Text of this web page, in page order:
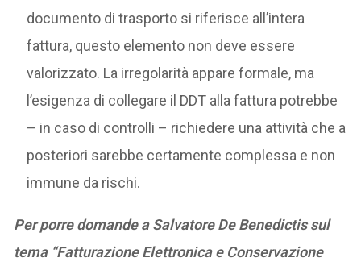
documento di trasporto si riferisce all’intera
fattura, questo elemento non deve essere
valorizzato. La irregolarità appare formale, ma
l’esigenza di collegare il DDT alla fattura potrebbe
– in caso di controlli – richiedere una attività che a
posteriori sarebbe certamente complessa e non
immune da rischi.
Per porre domande a Salvatore De Benedictis sul
tema “Fatturazione Elettronica e Conservazione